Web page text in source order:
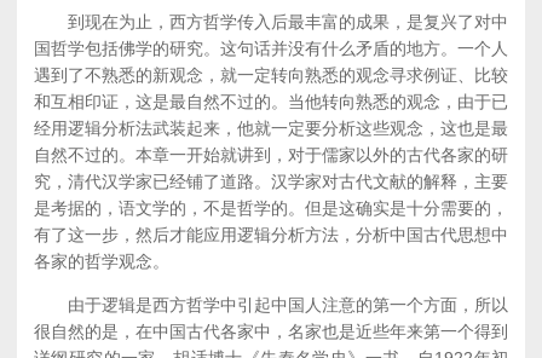
到现在为止，西方哲学传入后最丰富的成果，是复兴了对中
国哲学包括佛学的研究。这句话并没有什么矛盾的地方。一个人
遇到了不熟悉的新观念，就一定转向熟悉的观念寻求例证、比较
和互相印证，这是最自然不过的。当他转向熟悉的观念，由于已
经用逻辑分析法武装起来，他就一定要分析这些观念，这也是最
自然不过的。本章一开始就讲到，对于儒家以外的古代各家的研
究，清代汉学家已经铺了道路。汉学家对古代文献的解释，主要
是考据的，语文学的，不是哲学的。但是这确实是十分需要的，
有了这一步，然后才能应用逻辑分析方法，分析中国古代思想中
各家的哲学观念。
由于逻辑是西方哲学中引起中国人注意的第一个方面，所以
很自然的是，在中国古代各家中，名家也是近些年来第一个得到